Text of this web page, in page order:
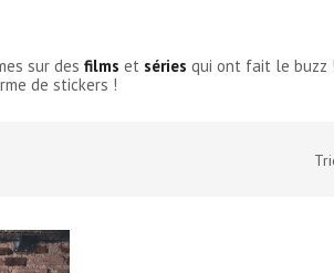
sur des films et séries qui ont fait le
de stickers !